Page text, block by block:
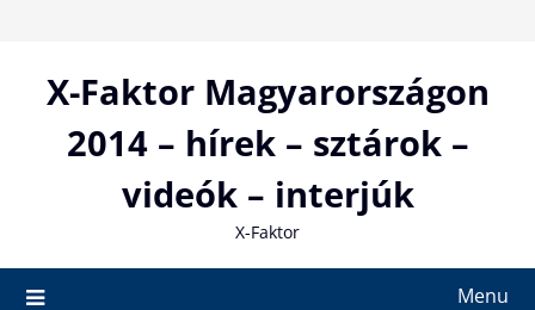
contentX-Faktor Magyarországon
2014 – hírek – sztárok –
videók – interjúk
X-Faktor
Menu